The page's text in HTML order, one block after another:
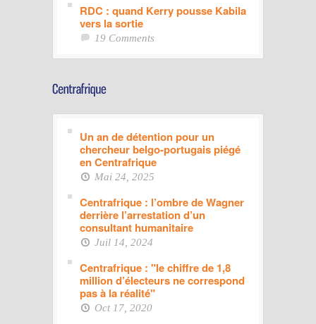
RDC : quand Kerry pousse Kabila
vers la sortie
19 Comments
Un an de détention pour un
chercheur belgo-portugais piégé
en Centrafrique
Mai 24, 2025
Centrafrique : l’ombre de Wagner
derrière l’arrestation d’un
consultant humanitaire
Juil 14, 2024
Centrafrique : "le chiffre de 1,8
million d’électeurs ne correspond
pas à la réalité"
Oct 17, 2020